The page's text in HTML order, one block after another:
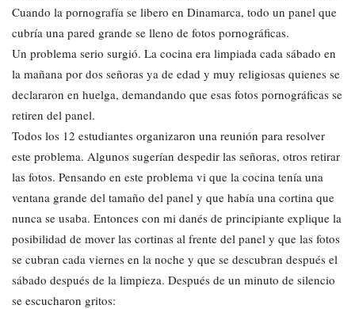
Cuando la pornografía se libero en Dinamarca, todo un panel que
cubría una pared grande se lleno de fotos pornográficas.
Un problema serio surgió. La cocina era limpiada cada sábado en
la mañana por dos señoras ya de edad y muy religiosas quienes se
declararon en huelga, demandando que esas fotos pornográficas se
retiren del panel.
Todos los 12 estudiantes organizaron una reunión para resolver
este problema. Algunos sugerían despedir las señoras, otros retirar
las fotos. Pensando en este problema vi que la cocina tenía una
ventana grande del tamaño del panel y que había una cortina que
nunca se usaba. Entonces con mi danés de principiante explique la
posibilidad de mover las cortinas al frente del panel y que las fotos
se cubran cada viernes en la noche y que se descubran después el
sábado después de la limpieza. Después de un minuto de silencio
se escucharon gritos: